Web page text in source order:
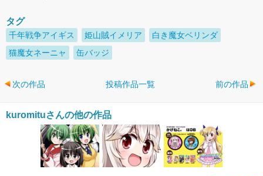
タグ
千年戦争アイギス 姫山賊イメリア
白き魔女ベリンダ
猫魔女ネーニャ
缶バッジ
次の作品 投稿作品一覧 前の作品
kuromituさんの他の作品